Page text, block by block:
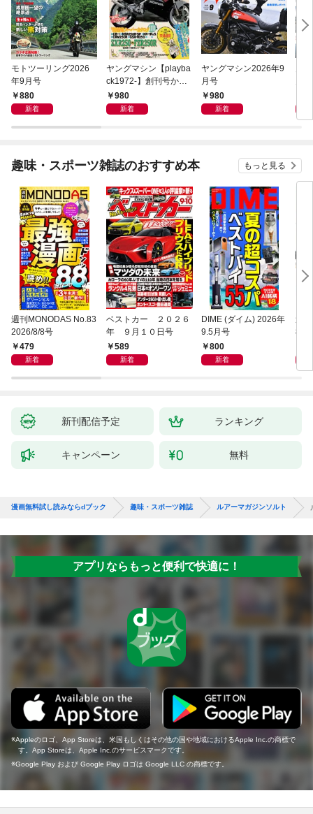
モトツーリング2026
年9月号
880
新着
ヤングマシン【playba
ck1972-】創刊号から
振り返る昭和～平成の
熱き時代 1989年5月号
980
新着
ヤングマシン2026年9
月号
980
新着
趣味・スポーツ雑誌のおすすめ本 もっと見る
週刊MONODAS No.83
2026/8/8号
479
新着
ベストカー ２０２６
年 ９月１０日号
589
新着
DIME (ダイム) 2026年
9.5月号
800
新着
週
8/
新刊配信予定 ランキング
キャンペーン 無料
漫画無料試し読みならdブック 趣味・スポーツ雑誌 ルアーマガジンソルト
アプリならもっと便利で快適に！
Appleのロゴ、App Storeは、米国もしくはその他の国や地域におけるApple Inc.の商標で
す。App Storeは、Apple Inc.のサービスマークです。
Google Play および Google Play ロゴは Google LLC の商標です。